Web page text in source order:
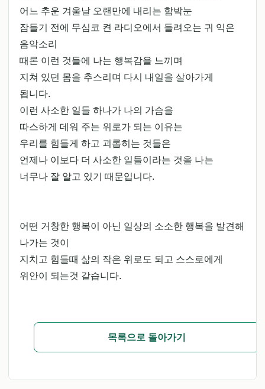
어느 추운 겨울날 오랜만에 내리는 함박눈
잠들기 전에 무심코 켠 라디오에서 들려오는 귀 익은
음악소리
때론 이런 것들에 나는 행복감을 느끼며
지쳐 있던 몸을 추스리며 다시 내일을 살아가게
됩니다.
이런 사소한 일들 하나가 나의 가슴을
따스하게 데워 주는 위로가 되는 이유는
우리를 힘들게 하고 괴롭히는 것들은
언제나 이보다 더 사소한 일들이라는 것을 나는
너무나 잘 알고 있기 때문입니다.
어떤 거창한 행복이 아닌 일상의 소소한 행복을 발견해
나가는 것이
지치고 힘들때 삶의 작은 위로도 되고 스스로에게
위안이 되는것 같습니다.
목록으로 돌아가기